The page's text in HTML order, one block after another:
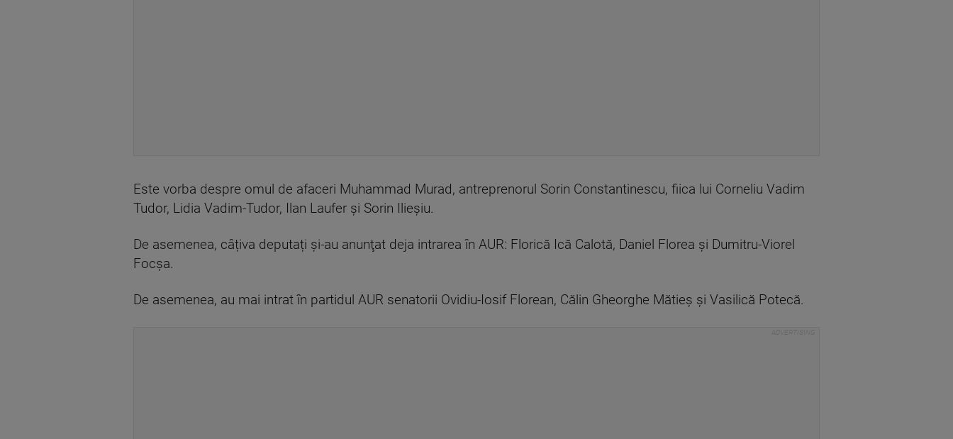
Este vorba despre omul de afaceri Muhammad Murad, antreprenorul Sorin Constantinescu, fiica lui Corneliu Vadim
Tudor, Lidia Vadim-Tudor, Ilan Laufer și Sorin Ilieşiu.
De asemenea, câțiva deputați și-au anunţat deja intrarea în AUR: Florică Ică Calotă, Daniel Florea şi Dumitru-Viorel
Focşa.
De asemenea, au mai intrat în partidul AUR senatorii Ovidiu-Iosif Florean, Călin Gheorghe Mătieş şi Vasilică Potecă.